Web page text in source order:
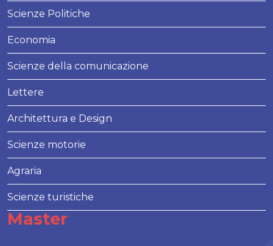
Scienze Politiche
Economia
Scienze della comunicazione
Lettere
Architettura e Design
Scienze motorie
Agraria
Scienze turistiche
Master